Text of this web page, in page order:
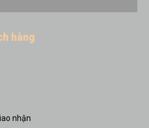
hàng
nhận